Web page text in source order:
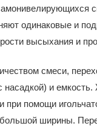
одинаковые и
высыхания и
смеси,
насадкой) и
при помощи
ширины.